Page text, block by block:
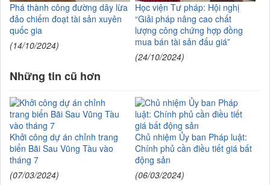
Phá thành công đường dây lừa
đảo chiếm đoạt tài sản xuyên
quốc gia
(14/10/2024)
Học viện Tư pháp: Hội nghị
“Giải pháp nâng cao chất
lượng công chứng hợp đồng
mua bán tài sản đấu giá”
(24/10/2024)
Những tin cũ hơn
Khởi công dự án chỉnh trang
biển Bãi Sau Vũng Tàu vào
tháng 7
(07/03/2024)
Chủ nhiệm Ủy ban Pháp luật:
Chính phủ cần điều tiết giá bất
động sản
(06/03/2024)